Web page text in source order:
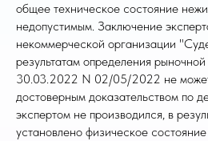
общее техническое состояние
недопустимым. Заключение
некоммерческой организации
результатам определения
30.03.2022 N 02/05/2022 не
достоверным доказательством по
экспертом не производился, в
установлено физическое